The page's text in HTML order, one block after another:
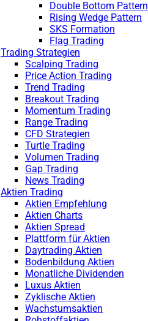
Double Bottom Pattern
Rising Wedge Pattern
SKS Formation
Flag Trading
Trading Strategien
Scalping Trading
Price Action Trading
Trend Trading
Breakout Trading
Momentum Trading
Range Trading
CFD Strategien
Turtle Trading
Volumen Trading
Gap Trading
News Trading
Aktien Trading
Aktien Empfehlung
Aktien Charts
Aktien Spread
Plattform für Aktien
Daytrading Aktien
Bodenbildung Aktien
Monatliche Dividenden
Luxus Aktien
Zyklische Aktien
Wachstumsaktien